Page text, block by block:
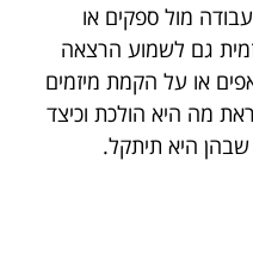
מול ספקים או
גם לשמוע הרצאה
או על הקמת מיזמים
מה היא הולכת וכיצד
היא תיתקל.